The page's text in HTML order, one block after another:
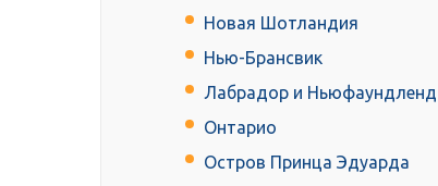
Новая Шотландия
Нью-Брансвик
Лабрадор и Ньюфаундленд
Онтарио
Остров Принца Эдуарда